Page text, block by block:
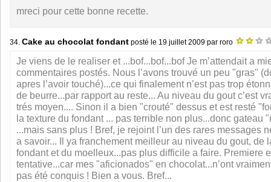
mreci pour cette bonne recette.
34. Cake au chocolat fondant posté le 19 juillet 2009 par roro
Je viens de le realiser et ...bof...bof...bof Je m’attendait a
commentaires postés. Nous l’avons trouvé un peu "gras"
apres l’avoir touché)...ce qui finalement n’est pas trop
de beurre...par rapport au reste... Au niveau du gout c’est
trés moyen.... Sinon il a bien "crouté" dessus et est resté
la texture du fondant ... pas terrible non plus...donc gateau
...mais sans plus ! Bref, je rejoint l’un des rares messages
a savoir... Il ya franchement meilleur au niveau du gout, de
fondant et du moelleux...pas plus difficile a faire. Premiere
tentative...car mes "aficionados" en chocolat...n’ont
pas été conquis ! Bien a vous. Bref...